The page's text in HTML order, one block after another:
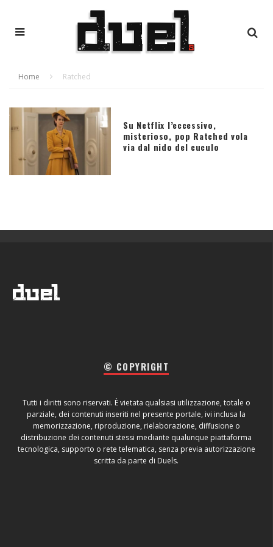
Home Ratched
Su Netflix l’eccessivo,
misterioso, pop Ratched vola
via dal nido del cuculo
© COPYRIGHT
Tutti i diritti sono riservati. È vietata qualsiasi utilizzazione, totale o
parziale, dei contenuti inseriti nel presente portale, ivi inclusa la
memorizzazione, riproduzione, rielaborazione, diffusione o
distribuzione dei contenuti stessi mediante qualunque piattaforma
tecnologica, supporto o rete telematica, senza previa autorizzazione
scritta da parte di Duels.